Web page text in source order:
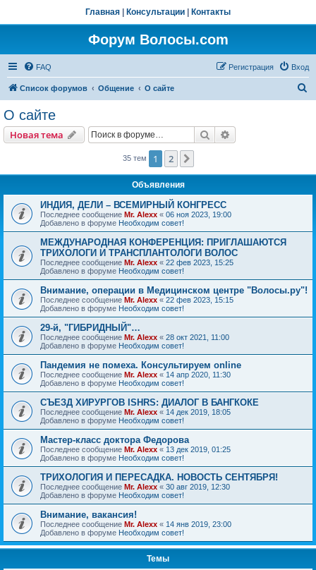
Главная Консультации Контакты
Форум Волосы.com
FAQ Вход
Регистрация
Список форумов Общение О сайте
О сайте
Новая тема Поиск
35 тем 1 2
Объявления
ИНДИЯ, ДЕЛИ – ВСЕМИРНЫЙ КОНГРЕСС
Последнее сообщение Mr. Alexx « 06 ноя 2023, 19:00
Добавлено в форуме Необходим совет!
МЕЖДУНАРОДНАЯ КОНФЕРЕНЦИЯ: ПРИГЛАШАЮТСЯ
ТРИХОЛОГИ И ТРАНСПЛАНТОЛОГИ ВОЛОС
Последнее сообщение Mr. Alexx « 22 фев 2023, 15:25
Добавлено в форуме Необходим совет!
Внимание, операции в Медицинском центре "Волосы.ру"!
Последнее сообщение Mr. Alexx « 22 фев 2023, 15:15
Добавлено в форуме Необходим совет!
29-й, "ГИБРИДНЫЙ"…
Последнее сообщение Mr. Alexx « 28 окт 2021, 11:00
Добавлено в форуме Необходим совет!
Пандемия не помеха. Консультируем online
Последнее сообщение Mr. Alexx « 14 апр 2020, 11:30
Добавлено в форуме Необходим совет!
СЪЕЗД ХИРУРГОВ ISHRS: ДИАЛОГ В БАНГКОКЕ
Последнее сообщение Mr. Alexx « 14 дек 2019, 18:05
Добавлено в форуме Необходим совет!
Мастер-класс доктора Федорова
Последнее сообщение Mr. Alexx « 13 дек 2019, 01:25
Добавлено в форуме Необходим совет!
ТРИХОЛОГИЯ И ПЕРЕСАДКА. НОВОСТЬ СЕНТЯБРЯ!
Последнее сообщение Mr. Alexx « 30 авг 2019, 12:30
Добавлено в форуме Необходим совет!
Внимание, вакансия!
Последнее сообщение Mr. Alexx « 14 янв 2019, 23:00
Добавлено в форуме Необходим совет!
Темы